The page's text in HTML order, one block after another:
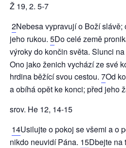
Ž 19, 2. 5-7
2Nebesa vypravují o Boží
jeho rukou. 5Do celé země
výroky do končin světa. Slunci
Ono jako ženich vychází ze své
hrdina běžící svou cestou. 7Od
a obíhá opět ke konci; před jeho
srov. He 12, 14-15
14Usilujte o pokoj se všemi a o
nikdo neuvidí Pána. 15Dbejte na